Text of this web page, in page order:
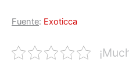
Fuente: Exoticca